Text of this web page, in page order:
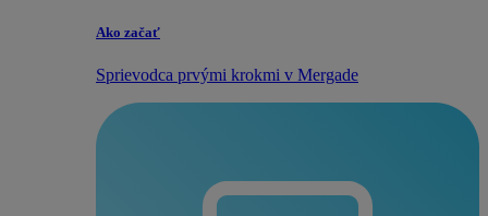
Ako začať
Sprievodca prvými krokmi v Mergade